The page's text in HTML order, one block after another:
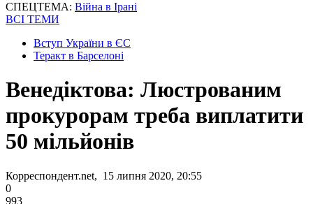
СПЕЦТЕМА: Війна в Ірані
ВСІ ТЕМИ
Вступ України в ЄС
Теракт в Барселоні
Венедіктова: Люстрованим
прокурорам треба виплатити
50 мільйонів
Корреспондент.net, 15 липня 2020, 20:55
0
993